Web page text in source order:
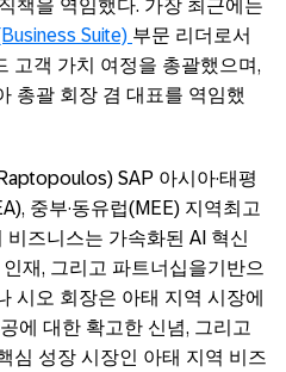
직책을 역임했다. 가장 최근에는
Suite) 부문 리더로서
고객 가치 여정을 총괄했으며,
총괄 회장 겸 대표를 역임했
SAP 아시아·태평
중부·동유럽(MEE) 지역최고
비즈니스는 가속화된 AI 혁신
인재, 그리고 파트너십을기반으
시오 회장은 아태 지역 시장에
에 대한 확고한 신념, 그리고
심 성장 시장인 아태 지역 비즈